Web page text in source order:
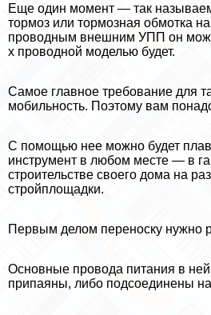
Еще один момент — так
тормоз или тормозная обмотка
проводным внешним УПП он
х проводной моделью будет.
Самое главное требование для
мобильность. Поэтому вам
С помощью нее можно будет
инструмент в любом месте — в
строительстве своего дома на
стройплощадки.
Первым делом переноску нужно
Основные провода питания в
припаяны, либо подсоединены